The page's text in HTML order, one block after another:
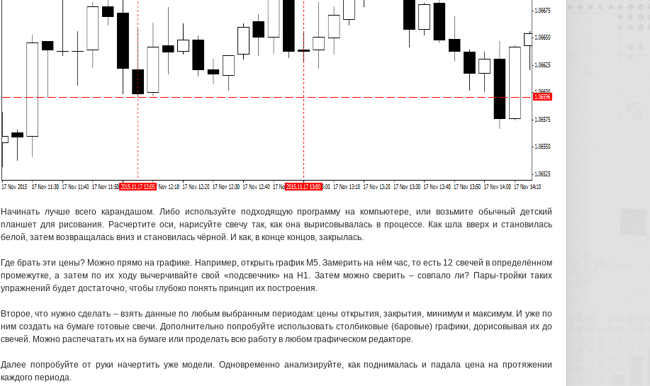
Начинать лучше всего карандашом. Либо используйте подходящую программу на компьютере, или возьмите обычный детский
планшет для рисования. Расчертите оси, нарисуйте свечу так, как она вырисовывалась в процессе. Как шла вверх и становилась
белой, затем возвращалась вниз и становилась чёрной. И как, в конце концов, закрылась.
Где брать эти цены? Можно прямо на графике. Например, открыть график М5. Замерить на нём час, то есть 12 свечей в определённом
промежутке, а затем по их ходу вычерчивайте свой «подсвечник» на Н1. Затем можно сверить – совпало ли? Пары-тройки таких
упражнений будет достаточно, чтобы глубоко понять принцип их построения.
Второе, что нужно сделать – взять данные по любым выбранным периодам: цены открытия, закрытия, минимум и максимум. И уже по
ним создать на бумаге готовые свечи. Дополнительно попробуйте использовать столбиковые (баровые) графики, дорисовывая их до
свечей. Можно распечатать их на бумаге или проделать всю работу в любом графическом редакторе.
Далее попробуйте от руки начертить уже модели. Одновременно анализируйте, как поднималась и падала цена на протяжении
каждого периода.